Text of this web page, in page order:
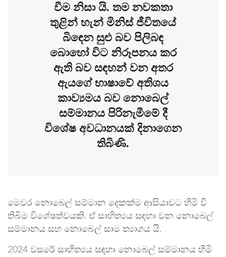
වීම නිසා යි. තම නවකතා
තුළින් හැන් මිනිස් ජීවිතයේ
බිඳෙන සුළු බව පිලිබඳ
බොහෝ විට නිරූපනය කර
ඇති බව සඳහන් වන අතර
ඇයගේ භාෂාවේ අතිශය
කාව්‍යමය බව නොබෙල්
සම්මානය පිරිනැමීමේ දී
විශේෂ අවධානයක් දිනාගෙන
තිබිණි.
මෙවර නොබෙල් සම්මාන දෙකක්ම ආසියාවට හිමි වී
තිබීම විශේෂත්වයකි. ඒ සාහිත්‍යය සඳහා වන නොබෙල්
සම්මානය සහ නොබෙල් සාම ත්‍යාගය යි.
2024 වසරේ සාහිත්‍යය සඳහා නොබෙල් සම්මානය හිමි